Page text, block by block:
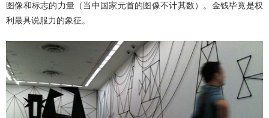
图像和标志的力量（当中国家元首的图像不计其数）。金钱毕竟是权
利最具说服力的象征。